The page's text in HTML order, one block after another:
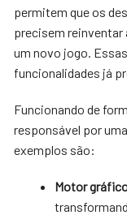
permitem que os
precisem reinventar
um novo jogo.
funcionalidades já
Funcionando de
responsável por
exemplos são:
Motor